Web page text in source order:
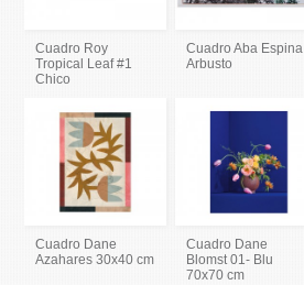
Cuadro Roy
Tropical Leaf #1
Chico
Cuadro Aba Espina
Arbusto
Cuadro Dane
Azahares 30x40 cm
Cuadro Dane
Blomst 01- Blu
70x70 cm